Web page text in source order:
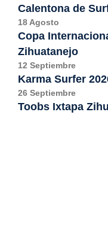
Calentona de
18 Agosto
Copa
Zihuatanejo
12 Septiembre
Karma Surfer
26 Septiembre
Toobs Ixtapa